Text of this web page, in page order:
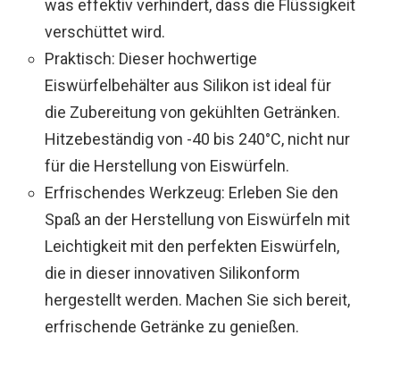
was effektiv verhindert, dass die Flüssigkeit
verschüttet wird.
Praktisch: Dieser hochwertige
Eiswürfelbehälter aus Silikon ist ideal für
die Zubereitung von gekühlten Getränken.
Hitzebeständig von -40 bis 240°C, nicht nur
für die Herstellung von Eiswürfeln.
Erfrischendes Werkzeug: Erleben Sie den
Spaß an der Herstellung von Eiswürfeln mit
Leichtigkeit mit den perfekten Eiswürfeln,
die in dieser innovativen Silikonform
hergestellt werden. Machen Sie sich bereit,
erfrischende Getränke zu genießen.